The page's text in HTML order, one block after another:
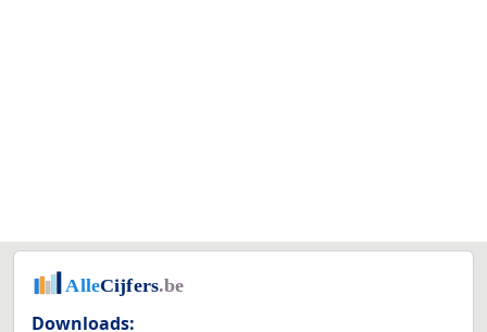
Downloads: